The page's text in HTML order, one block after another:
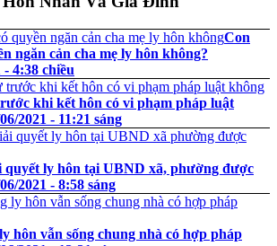
Con
ngăn cản cha mẹ ly hôn không?
- 4:38 chiều
khi kết hôn có vi phạm pháp luật
2021 - 11:21 sáng
quyết ly hôn tại UBND xã, phường được
2021 - 8:58 sáng
hôn vẫn sống chung nhà có hợp pháp